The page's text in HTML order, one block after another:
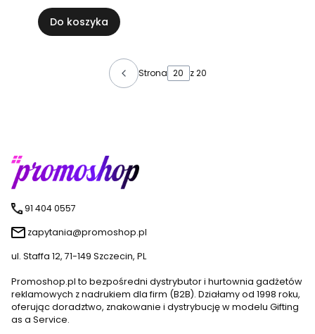
Do koszyka
Strona z 20
91 404 0557
zapytania@promoshop.pl
ul. Staffa 12, 71-149 Szczecin, PL
Promoshop.pl to bezpośredni dystrybutor i hurtownia gadżetów
reklamowych z nadrukiem dla firm (B2B). Działamy od 1998 roku,
oferując doradztwo, znakowanie i dystrybucję w modelu Gifting
as a Service.